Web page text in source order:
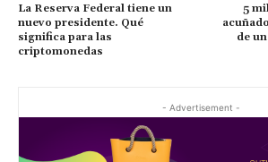
La Reserva Federal tiene un
nuevo presidente. Qué
significa para las
criptomonedas
5
de
- Advertisement -